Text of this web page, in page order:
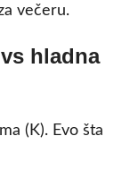
večeru.
hladna
(K). Evo šta